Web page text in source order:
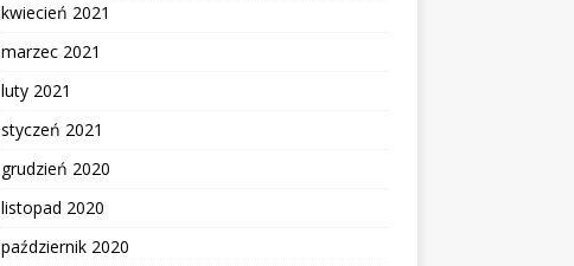
kwiecień 2021
marzec 2021
luty 2021
styczeń 2021
grudzień 2020
listopad 2020
październik 2020